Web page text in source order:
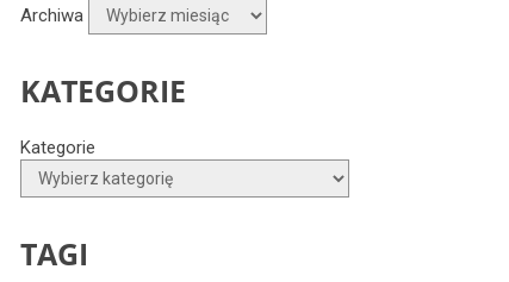
Archiwa
KATEGORIE
Kategorie
TAGI